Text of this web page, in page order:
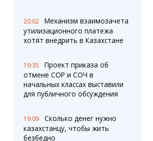
20:02
Механизм взаимозачета
утилизационного платежа
хотят внедрить в Казахстане
19:35
Проект приказа об
отмене СОР и СОЧ в
начальных классах выставили
для публичного обсуждения
19:09
Сколько денег нужно
казахстанцу, чтобы жить
безбедно